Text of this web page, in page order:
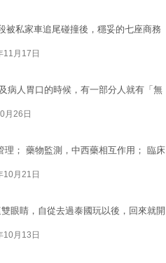
被私家車追尾碰撞後，穩妥的七座商務
11月17日
病人胃口的時候，有一部分人就有「無
月26日
理； 藥物監測，中西藥相互作用； 臨床
10月21日
眼睛，自從去過泰國玩以後，回來就開
10月13日